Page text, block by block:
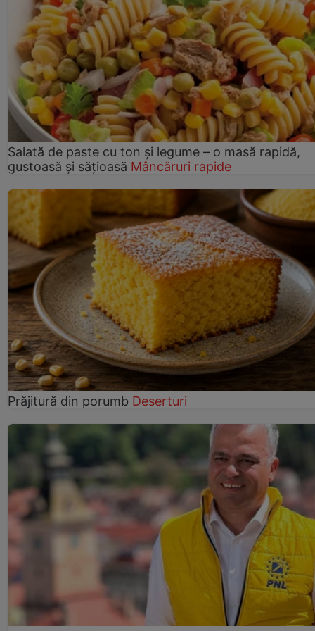
Salată de paste cu ton și legume – o masă rapidă,
gustoasă și sățioasă Mâncăruri rapide
Prăjitură din porumb Deserturi